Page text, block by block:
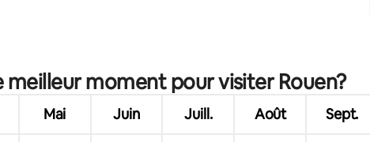
meilleur moment pour visiter Rouen?
Mai Juin Juill. Août Sept.